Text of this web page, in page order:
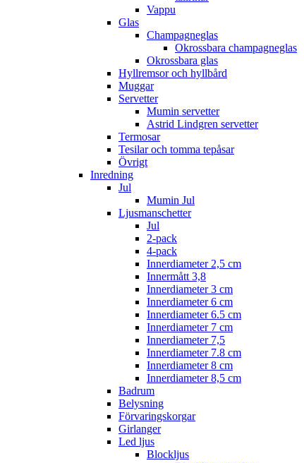
Vappu
Glas
Champagneglas
Okrossbara champagneglas
Okrossbara glas
Hyllremsor och hyllbård
Muggar
Servetter
Mumin servetter
Astrid Lindgren servetter
Termosar
Tesilar och tomma tepåsar
Övrigt
Inredning
Jul
Mumin Jul
Ljusmanschetter
Jul
2-pack
4-pack
Innerdiameter 2,5 cm
Innermått 3,8
Innerdiameter 3 cm
Innerdiameter 6 cm
Innerdiameter 6.5 cm
Innerdiameter 7 cm
Innerdiameter 7,5
Innerdiameter 7.8 cm
Innerdiameter 8 cm
Innerdiameter 8,5 cm
Badrum
Belysning
Förvaringskorgar
Girlanger
Led ljus
Blockljus